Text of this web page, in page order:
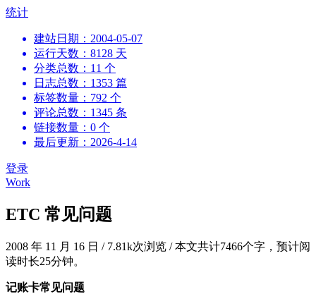
跳
统计
建站日期：2004-05-07
运行天数：8128 天
分类总数：11 个
日志总数：1353 篇
标签数量：792 个
评论总数：1345 条
链接数量：0 个
最后更新：2026-4-14
登录
Work
ETC 常见问题
2008 年 11 月 16 日 /7.81k次浏览 /本文共计7466个字，预计阅
读时长25分钟。
记账卡常见问题